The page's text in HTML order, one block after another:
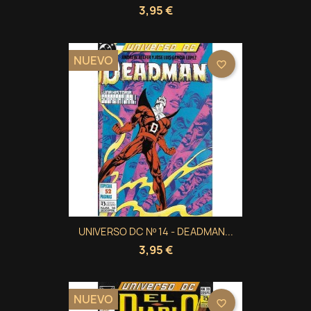
3,95 €
UNIVERSO DC Nº 14 - DEADMAN...
3,95 €
NUEVO favorite_border
NUEVO favorite_border